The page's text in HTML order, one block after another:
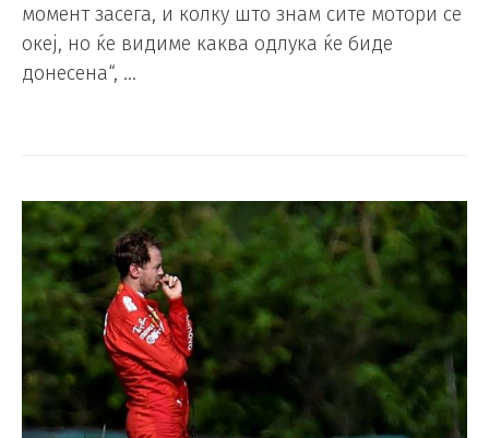
момент засега, и колку што знам сите мотори се
океј, но ќе видиме каква одлука ќе биде
донесена“, …